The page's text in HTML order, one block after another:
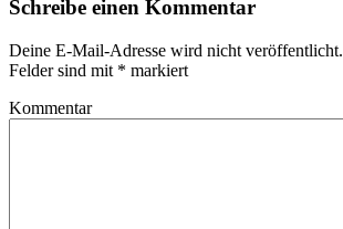
Schreibe einen Kommentar
Deine E-Mail-Adresse wird nicht veröffentlicht.
Felder sind mit * markiert
Kommentar